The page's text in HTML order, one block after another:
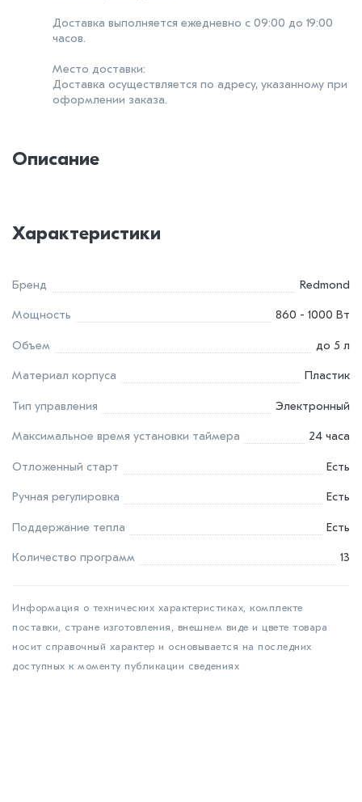
Доставка выполняется ежедневно с 09:00 до 19:00
часов.
Место доставки:
Доставка осуществляется по адресу, указанному при
оформлении заказа.
Описание
Характеристики
Бренд Redmond
Мощность 860 - 1000 Bт
Объем до 5 л
Материал корпуса Пластик
Тип управления Электронный
Максимальное время установки таймера 24 часа
Отложенный старт Есть
Ручная регулировка Есть
Поддержание тепла Есть
Количество программ 13
Информация о технических характеристиках, комплекте
поставки, стране изготовления, внешнем виде и цвете товара
носит справочный характер и основывается на последних
доступных к моменту публикации сведениях